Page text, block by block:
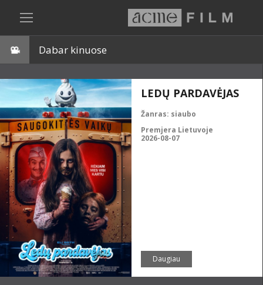
Dabar kinuose
LEDŲ PARDAVĖJAS
Žanras: siaubo
Premjera Lietuvoje
2026-08-07
Daugiau